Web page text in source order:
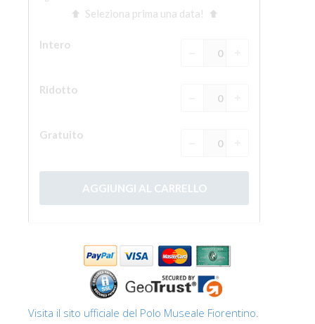
Visita il sito ufficiale del Polo Museale Fiorentino.